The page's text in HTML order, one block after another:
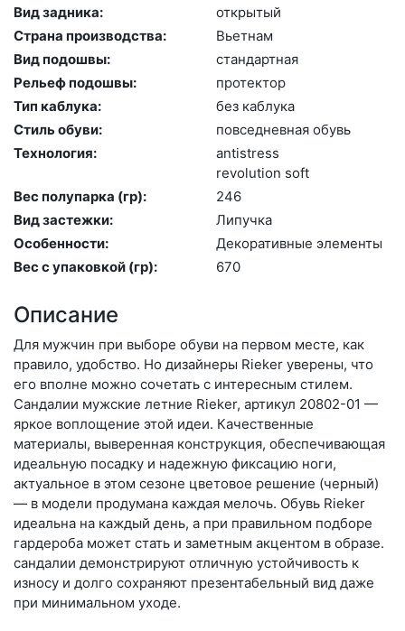
Вид задника:
отк­ры­тый
Страна производства:
Вь­ет­нам
Вид подошвы:
стан­дарт­ная
Рельеф подошвы:
про­тек­тор
Тип каблука:
без каб­лу­ка
Стиль обуви:
пов­седнев­ная обувь
Технология:
an­tist­ress
re­volu­ti­on soft
Вес полупарка (гр):
246
Вид застежки:
Ли­пуч­ка
Особенности:
Де­кора­тив­ные эле­мен­ты
Вес с упаковкой (гр):
670
Описание
Для мужчин при выборе обуви на первом месте, как
правило, удобство. Но дизайнеры Rieker уверены, что
его вполне можно сочетать с интересным стилем.
Сандалии мужские летние Rieker, артикул 20802-01 —
яркое воплощение этой идеи. Качественные
материалы, выверенная конструкция, обеспечивающая
идеальную посадку и надежную фиксацию ноги,
актуальное в этом сезоне цветовое решение (черный)
— в модели продумана каждая мелочь. Обувь Rieker
идеальна на каждый день, а при правильном подборе
гардероба может стать и заметным акцентом в образе.
сандалии демонстрируют отличную устойчивость к
износу и долго сохраняют презентабельный вид даже
при минимальном уходе.